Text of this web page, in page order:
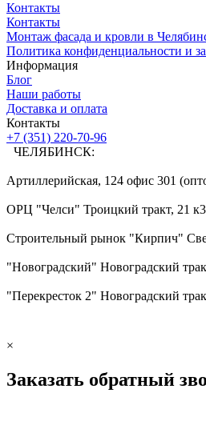
Контакты
Контакты
Монтаж фасада и кровли в
Политика конфиденциальности и
Информация
Блог
Наши работы
Доставка и оплата
Контакты
+7 (351) 220-70-96
ЧЕЛЯБИНСК:
Артиллерийская, 124 офис 301
ОРЦ "Челси" Троицкий тракт, 21 к3
Строительный рынок "Кирпич"
"Новоградский" Новоградский
"Перекресток 2" Новоградский
×
Заказать обратный